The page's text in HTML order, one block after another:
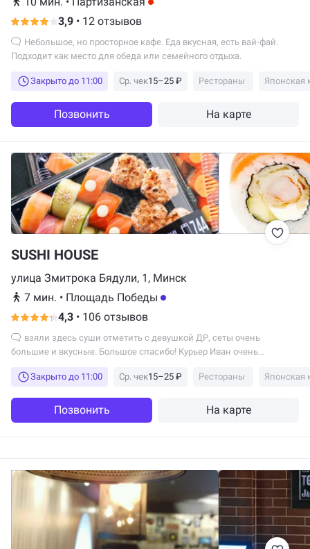
3,9 • 12 отзывов
Подходит как место для обеда или семейного отдыха.
Закрыто до 11:00 Ср. чек15–25 ₽ Рестораны Японская
Позвонить На карте
SUSHI HOUSE
улица Змитрока Бядули, 1, Минск
7 мин. • Площадь Победы
4,3 • 106 отзывов
большие и вкусные. Большое спасибо! Курьер Иван очень
Закрыто до 11:00
Ср. чек15–25 ₽ Рестораны Японская
Позвонить На карте